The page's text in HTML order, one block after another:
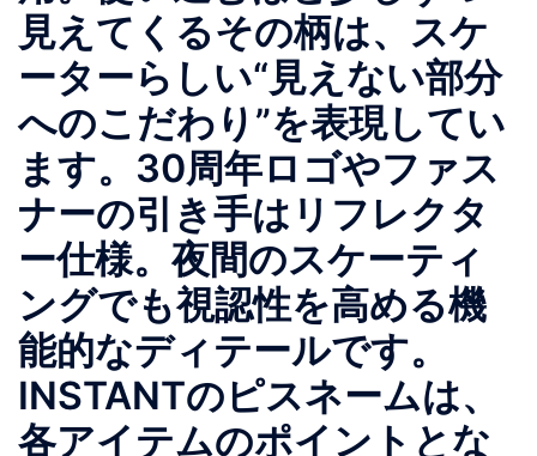
見えてくるその柄は、スケ
ーターらしい“見えない部分
へのこだわり”を表現してい
ます。30周年ロゴやファス
ナーの引き手はリフレクタ
ー仕様。夜間のスケーティ
ングでも視認性を高める機
能的なディテールです。
INSTANTのピスネームは、
各アイテムのポイントとな